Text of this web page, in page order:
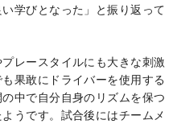
学びとなった」と振り返って
レースタイルにも大きな刺激
果敢にドライバーを使用する
中で自分自身のリズムを保つ
うです。試合後にはチームメ